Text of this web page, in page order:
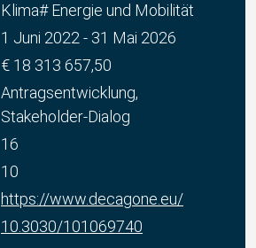
Klima# Energie und Mobilität
1 Juni 2022 - 31 Mai 2026
€ 18 313 657,50
Antragsentwicklung,
Stakeholder-Dialog
16
10
https://www.decagone.eu/
10.3030/101069740